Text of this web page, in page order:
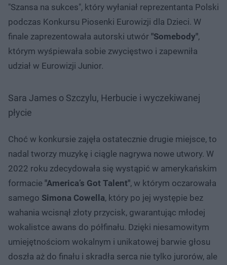
"Szansa na sukces", który wyłaniał reprezentanta Polski
podczas Konkursu Piosenki Eurowizji dla Dzieci. W
finale zaprezentowała autorski utwór "Somebody",
którym wyśpiewała sobie zwycięstwo i zapewniła
udział w Eurowizji Junior.
Sara James o Szczylu, Herbucie i wyczekiwanej
płycie
Choć w konkursie zajęła ostatecznie drugie miejsce, to
nadal tworzy muzykę i ciągle nagrywa nowe utwory. W
2022 roku zdecydowała się wystąpić w amerykańskim
formacie "America’s Got Talent", w którym oczarowała
samego Simona Cowella, który po jej występie bez
wahania wcisnął złoty przycisk, gwarantując młodej
wokalistce awans do półfinału. Dzięki niesamowitym
umiejętnościom wokalnym i unikatowej barwie głosu
doszła aż do finału i skradła serca nie tylko jurorów, ale